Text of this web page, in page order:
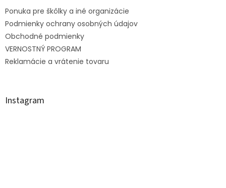
r
v
k
Ponuka pre škôlky a iné organizácie
Podmienky ochrany osobných údajov
Obchodné podmienky
VERNOSTNÝ PROGRAM
Reklamácie a vrátenie tovaru
Instagram